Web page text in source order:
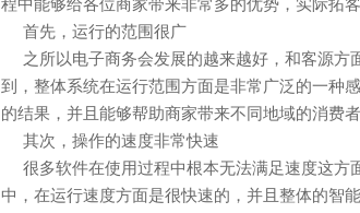
程中能够给各位商家带来非常多的优势，实际拓
首先，运行的范围很广
之所以电子商务会发展的越来越好，和客源方
到，整体系统在运行范围方面是非常广泛的一种
的结果，并且能够帮助商家带来不同地域的消费
其次，操作的速度非常快速
很多软件在使用过程中根本无法满足速度这方
中，在运行速度方面是很快速的，并且整体的智